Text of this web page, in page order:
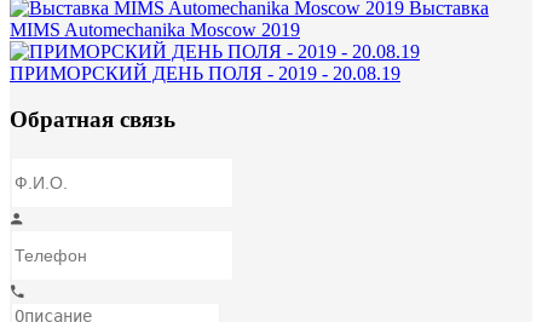
Выставка
MIMS Automechanika Moscow 2019
ПРИМОРСКИЙ ДЕНЬ ПОЛЯ - 2019 - 20.08.19
Обратная связь